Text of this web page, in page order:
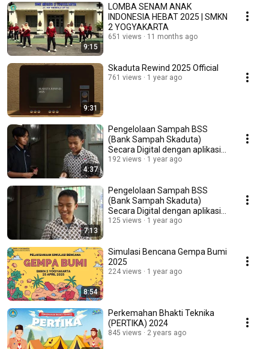
9:15
LOMBA SENAM ANAK
INDONESIA HEBAT 2025 | SMKN
2 YOGYAKARTA
651 views 11 months ago
9:31
Skaduta Rewind 2025 Official
761 views 1 year ago
4:37
Pengelolaan Sampah BSS
(Bank Sampah Skaduta)
Secara Digital dengan aplikasi
TRADISI.
192 views 1 year ago
7:13
Pengelolaan Sampah BSS
(Bank Sampah Skaduta)
Secara Digital dengan aplikasi
TRADISI
125 views 1 year ago
8:54
Simulasi Bencana Gempa Bumi
2025
224 views 1 year ago
Perkemahan Bhakti Teknika
(PERTIKA) 2024
845 views 2 years ago